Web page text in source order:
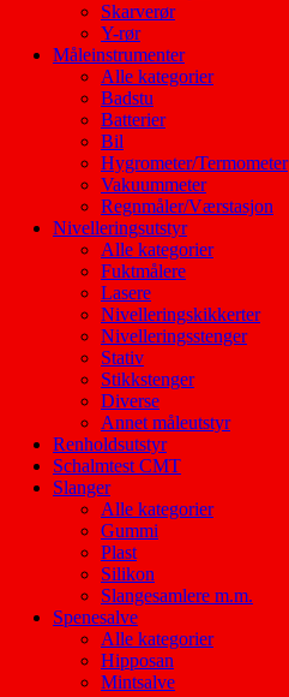
Skarverør
Y-rør
Måleinstrumenter
Alle kategorier
Badstu
Batterier
Bil
Hygrometer/Termometer
Vakuummeter
Regnmåler/Værstasjon
Nivelleringsutstyr
Alle kategorier
Fuktmålere
Lasere
Nivelleringskikkerter
Nivelleringsstenger
Stativ
Stikkstenger
Diverse
Annet måleutstyr
Renholdsutstyr
Schalmtest CMT
Slanger
Alle kategorier
Gummi
Plast
Silikon
Slangesamlere m.m.
Spenesalve
Alle kategorier
Hipposan
Mintsalve